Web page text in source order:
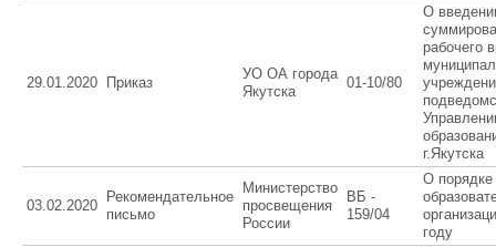
29.01.2020 Приказ
УО ОА города
Якутска
01-10/80
О
рабочего
г.Якутска
03.02.2020
Рекомендательное
письмо
Министерство
просвещения
России
ВБ -
159/04
О
году